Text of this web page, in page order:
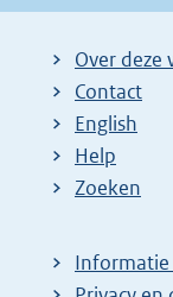
Over deze
Contact
English
Help
Zoeken
Informatie